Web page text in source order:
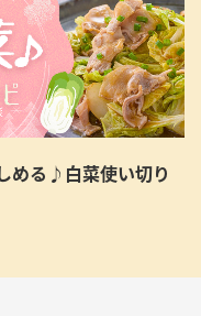
める♪白菜使い切り